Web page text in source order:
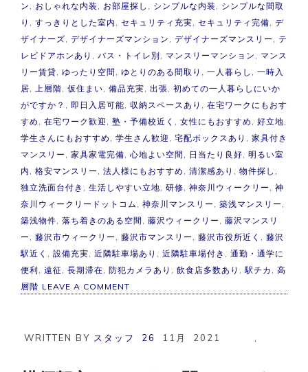
ン , おしゃれな内装 , お部屋探し , シンプルな内装 , シンプルな間取
り , すっきりとした室内 , セキュリティ充実, セキュリティ完備, デ
ザイナーズ, デザイナーズマンション , デザイナーズマンスリー , テ
レビドアホンあり , バス・トイレ別 , マンスリーマンション , マンス
リー賃貸, ゆったり空間 , ゆとりのある間取り , 一人暮らし , 一時入
居, 上層階, 仮住まい, 備品充実, 出張, 初めての一人暮らしにいか
がですか？ , 即日入居可能, 収納スペースあり , 在宅ワークにもおす
すめ , 在宅ワーク歓迎 , 塾・予備校近く , 女性にもおすすめ , 好立地,
学生さんにもおすすめ , 学生さん歓迎 , 宅配ボックスあり , 家具付き
マンスリー , 家具家電完備, 心地よい空間 , 日当たり良好, 明るい室
内 , 格安マンスリー , 法人様にもおすすめ , 清潔感あり , 物件探し ,
独立洗面台付き , 生活しやすい立地, 研修, 神奈川ウィークリー , 神
奈川ウィークリードットコム , 神奈川マンスリー , 築浅マンスリー ,
築浅物件, 落ち着きのある空間 , 藤沢ウィークリー , 藤沢マンスリ
ー , 藤沢市ウィークリー , 藤沢市マンスリー , 藤沢市役所近く , 藤沢
駅近く , 設備充実, 近隣駐車場あり , 近隣駐車場付き , 通勤・通学に
便利 , 遠征, 長期滞在, 防犯カメラあり , 飲食店多数あり ,駅チカ , 高
層階 LEAVE A COMMENT
【築
WRITTEN BY スタッフ 26 11月 ,
2021